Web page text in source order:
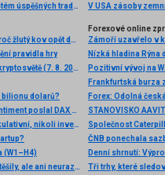
Jak obchodují profíci: Fibonacci trading - systém úspěšných traderů V USA zásoby
Zlato vyráží k novým maximům: Tři důvody, proč žlutý kov opět dominuje
pravidla hry
Krypto šeptanda: Co přinesl poslední týden v kryptosvětě (7. 8. 2026)
bilionu dolarů?
Analýza DAX, Nasdaq, EUR/USD: Zlepšený sentiment poslal DAX na nová maxima
Praktické okénko: Bitcoin aktuálně jako spekulativní, nikoli investiční aktivum
(W1–H4)
Akciová analýza: Výsledky McDonald’s nepotěšily, ale ani neurazily. Jakou vizi společnost prezentovala?
Forexové online
Nízká hladina
Pozitivní vývoj na
Frankfurtská burza
Denní shrnutí:
Tři trhy, které